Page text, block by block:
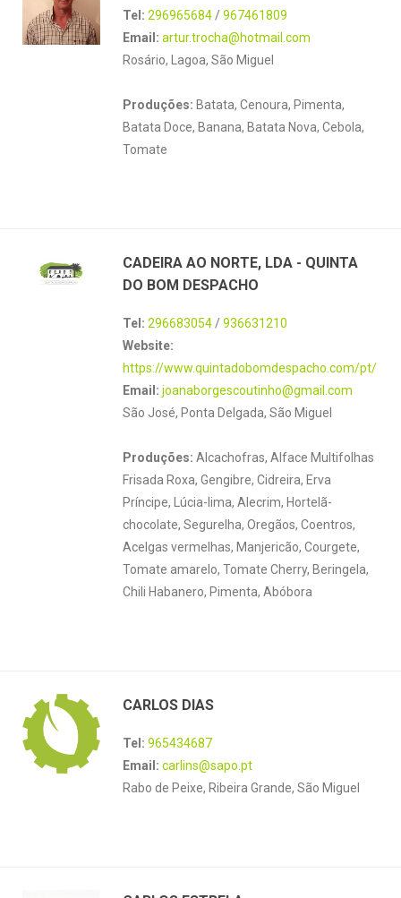
Tel: 296965684 /967461809
Email: artur.trocha@hotmail.com
Rosário, Lagoa, São Miguel
Produções: Batata, Cenoura, Pimenta,
Batata Doce, Banana, Batata Nova, Cebola,
Tomate
CADEIRA AO NORTE, LDA - QUINTA
DO BOM DESPACHO
Tel: 296683054 /936631210
Website:
https://www.quintadobomdespacho.com/pt/
Email: joanaborgescoutinho@gmail.com
São José, Ponta Delgada, São Miguel
Produções: Alcachofras, Alface Multifolhas
Frisada Roxa, Gengibre, Cidreira, Erva
Príncipe, Lúcia-lima, Alecrim, Hortelã-
chocolate, Segurelha, Oregãos, Coentros,
Acelgas vermelhas, Manjericão, Courgete,
Tomate amarelo, Tomate Cherry, Beringela,
Chili Habanero, Pimenta, Abóbora
CARLOS DIAS
Tel: 965434687
Email: carlins@sapo.pt
Rabo de Peixe, Ribeira Grande, São Miguel